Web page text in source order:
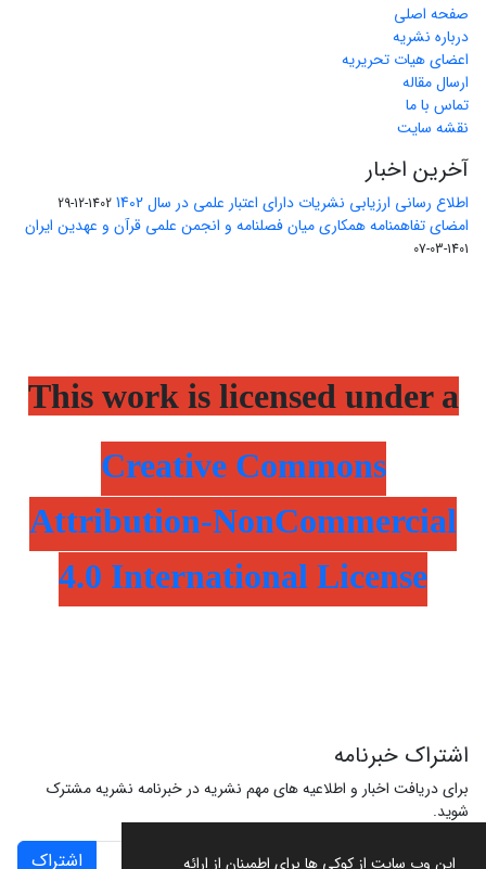
این وب سایت از کوکی ها برای اطمینان از ارائه
صفحه اصلی
درباره نشریه
اعضای هیات تحریریه
ارسال مقاله
تماس با ما
نقشه سایت
آخرین اخبار
اطلاع رسانی ارزیابی نشریات دارای اعتبار علمی در سال 1402 1402-12-29
امضای تفاهمنامه همکاری میان فصلنامه و انجمن علمی قرآن و عهدین ایران
1401-03-07
This work is licensed under a
Creative Commons
Attribution-NonCommercial
4.0 International License
اشتراک خبرنامه
برای دریافت اخبار و اطلاعیه های مهم نشریه در خبرنامه نشریه مشترک
شوید.
اشتراک